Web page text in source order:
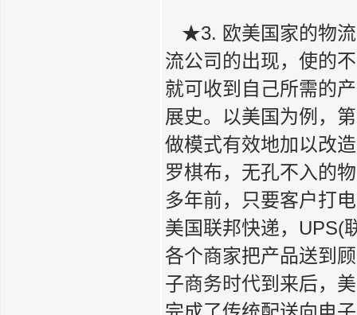
★3. 欧美国家的物流
流公司的出现，使的
就可收到自己所需的
展史。以美国为例，
做模式有效地加以改
罗棋布，无孔不入的
多年前，只要客户打
美国联邦快递，UPS(
各个商家把产品送到
子商务时代到来后，